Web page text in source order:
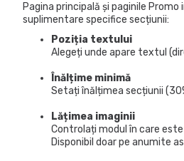
Pagina principală și paginile Promo
suplimentare specifice secțiunii:
Poziția textului
Alegeți unde apare textul
Înălțime minimă
Setați înălțimea secțiunii
Lățimea imaginii
Controlați modul în care
Disponibil doar pe anumite